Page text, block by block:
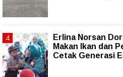
Erlina Norsan
Makan Ikan dan
Cetak Generasi